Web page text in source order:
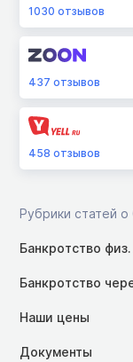
1030 отзывов
437 отзывов
458 отзывов
Рубрики статей о
Банкротство
Банкротство
Наши цены
Документы